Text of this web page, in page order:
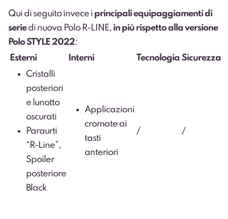
Qui di seguito invece i principali equipaggiamenti di
seriedi nuova Polo R-LINE, in più rispetto alla versione
Polo STYLE 2022:
Esterni
Interni Tecnologia Sicurezza
Cristalli
posteriori
e lunotto
oscurati
Paraurti
“R-Line”,
Spoiler
posteriore
Black
Applicazioni
cromate ai
tasti
anteriori
/ /